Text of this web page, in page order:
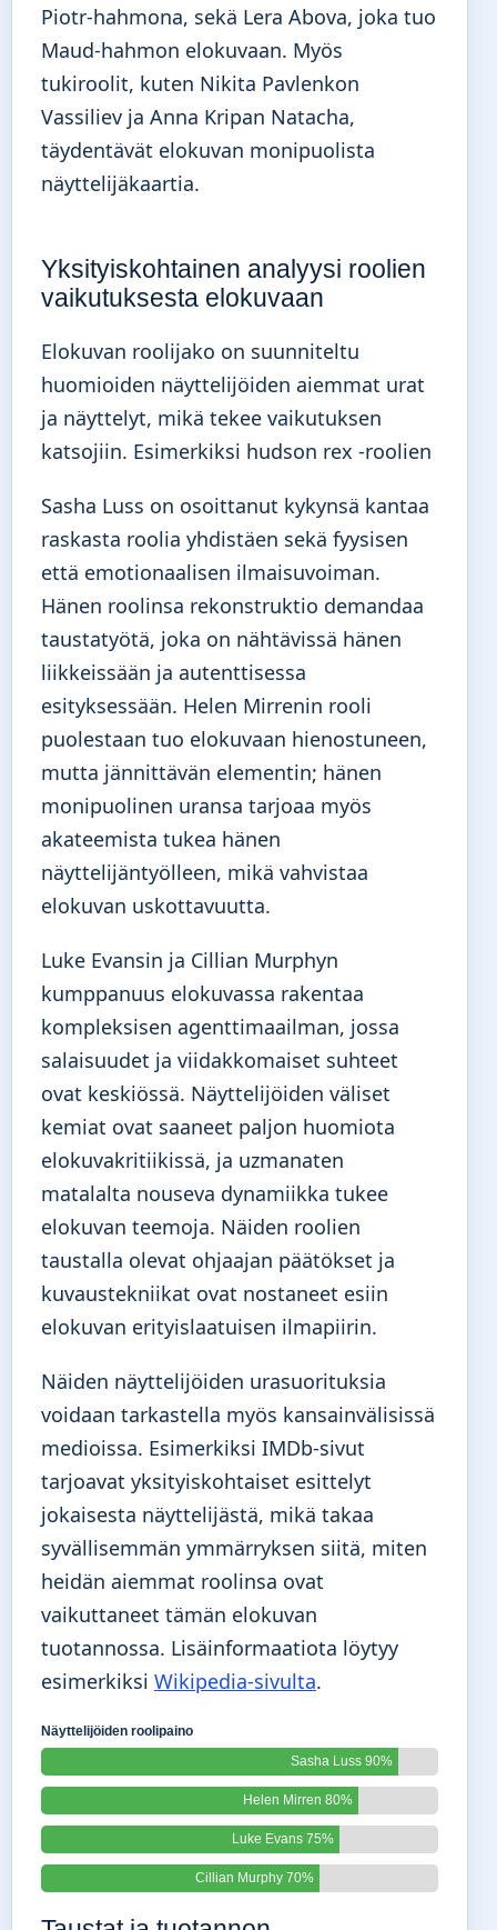
Piotr-hahmona, sekä Lera Abova, joka tuo
Maud-hahmon elokuvaan. Myös
tukiroolit, kuten Nikita Pavlenkon
Vassiliev ja Anna Kripan Natacha,
täydentävät elokuvan monipuolista
näyttelijäkaartia.
Yksityiskohtainen analyysi roolien
vaikutuksesta elokuvaan
Elokuvan roolijako on suunniteltu
huomioiden näyttelijöiden aiemmat urat
ja näyttelyt, mikä tekee vaikutuksen
katsojiin. Esimerkiksi hudson rex -roolien
Sasha Luss on osoittanut kykynsä kantaa
raskasta roolia yhdistäen sekä fyysisen
että emotionaalisen ilmaisuvoiman.
Hänen roolinsa rekonstruktio demandaa
taustatyötä, joka on nähtävissä hänen
liikkeissään ja autenttisessa
esityksessään. Helen Mirrenin rooli
puolestaan tuo elokuvaan hienostuneen,
mutta jännittävän elementin; hänen
monipuolinen uransa tarjoaa myös
akateemista tukea hänen
näyttelijäntyölleen, mikä vahvistaa
elokuvan uskottavuutta.
Luke Evansin ja Cillian Murphyn
kumppanuus elokuvassa rakentaa
kompleksisen agenttimaailman, jossa
salaisuudet ja viidakkomaiset suhteet
ovat keskiössä. Näyttelijöiden väliset
kemiat ovat saaneet paljon huomiota
elokuvakritiikissä, ja uzmanaten
matalalta nouseva dynamiikka tukee
elokuvan teemoja. Näiden roolien
taustalla olevat ohjaajan päätökset ja
kuvaustekniikat ovat nostaneet esiin
elokuvan erityislaatuisen ilmapiirin.
Näiden näyttelijöiden urasuorituksia
voidaan tarkastella myös kansainvälisissä
medioissa. Esimerkiksi IMDb-sivut
tarjoavat yksityiskohtaiset esittelyt
jokaisesta näyttelijästä, mikä takaa
syvällisemmän ymmärryksen siitä, miten
heidän aiemmat roolinsa ovat
vaikuttaneet tämän elokuvan
tuotannossa. Lisäinformaatiota löytyy
esimerkiksi Wikipedia-sivulta.
Näyttelijöiden roolipaino
Sasha Luss 90%
Helen Mirren 80%
Luke Evans 75%
Cillian Murphy 70%